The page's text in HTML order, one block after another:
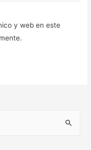
y web en este